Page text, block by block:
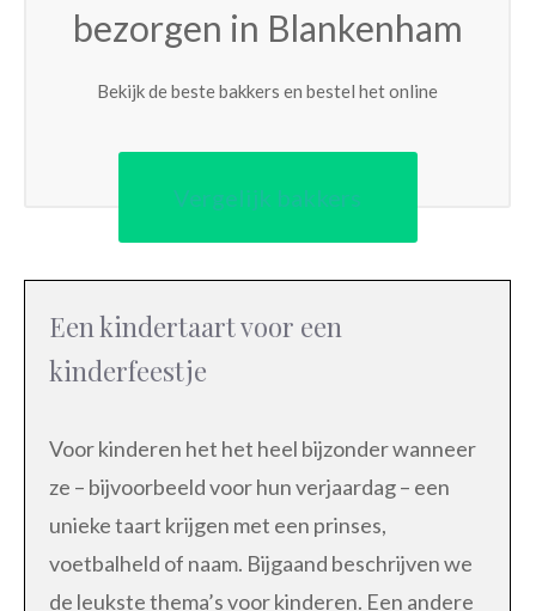
bezorgen in Blankenham
Bekijk de beste bakkers en bestel het online
Vergelijk bakkers
Een kindertaart voor een
kinderfeestje
Voor kinderen het het heel bijzonder wanneer
ze – bijvoorbeeld voor hun verjaardag – een
unieke taart krijgen met een prinses,
voetbalheld of naam. Bijgaand beschrijven we
de leukste thema’s voor kinderen. Een andere